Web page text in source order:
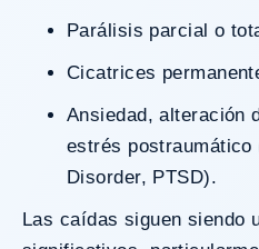
Parálisis parcial o
Cicatrices
Ansiedad, alteración del sueño o trastorno de
estrés
Disorder, PTSD).
Las caídas siguen siendo